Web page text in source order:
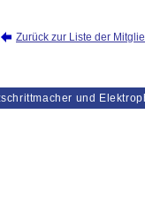
Zurück zur Liste der
und